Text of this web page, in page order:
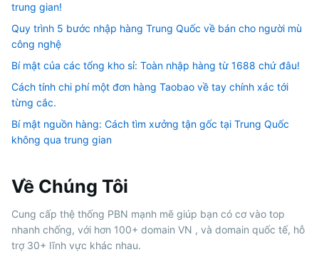
trung gian!
Quy trình 5 bước nhập hàng Trung Quốc về bán cho người mù
công nghệ
Bí mật của các tổng kho sỉ: Toàn nhập hàng từ 1688 chứ đâu!
Cách tính chi phí một đơn hàng Taobao về tay chính xác tới
từng cắc.
Bí mật nguồn hàng: Cách tìm xưởng tận gốc tại Trung Quốc
không qua trung gian
Về Chúng Tôi
Cung cấp thệ thống PBN mạnh mẽ giúp bạn có cơ vào top
nhanh chống, với hơn 100+ domain VN , và domain quốc tế, hỗ
trợ 30+ lĩnh vực khác nhau.